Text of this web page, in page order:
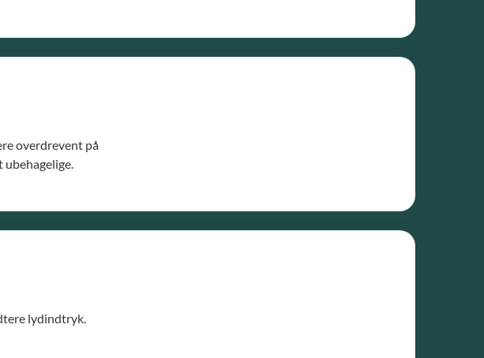
overdrevent på
ubehagelige.
lydindtryk.